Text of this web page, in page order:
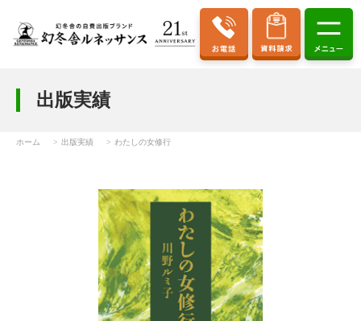
出版実績
ホーム 出版実績 わたしの女修行